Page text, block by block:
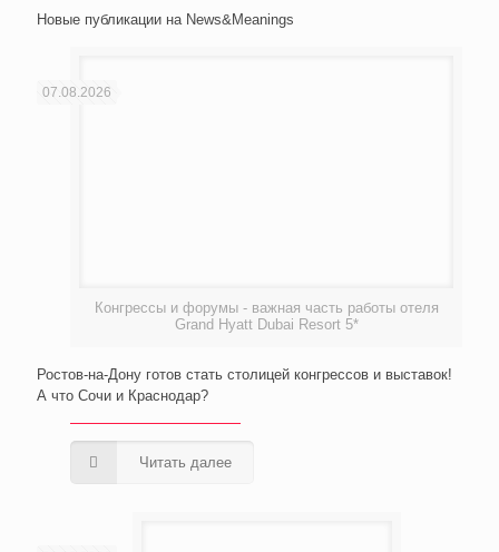
Новые публикации на News&Meanings
Конгрессы и форумы - важная часть работы отеля
Grand Hyatt Dubai Resort 5*
07.08.2026
Ростов-на-Дону готов стать столицей конгрессов и выставок!
А что Сочи и Краснодар?
Читать далее